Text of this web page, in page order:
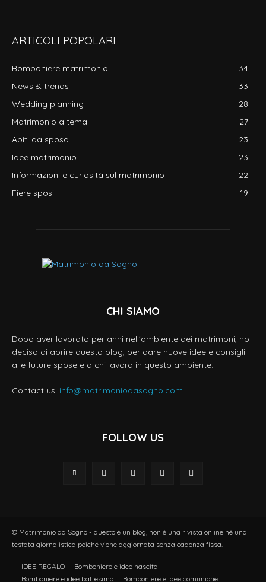
ARTICOLI POPOLARI
Bomboniere matrimonio
34
News & trends
33
Wedding planning
28
Matrimonio a tema
27
Abiti da sposa
23
Idee matrimonio
23
Informazioni e curiosità sul matrimonio
22
Fiere sposi
19
CHI SIAMO
Dopo aver lavorato per anni nell'ambiente dei matrimoni, ho
deciso di aprire questo blog, per dare nuove idee e consigli
alle future spose e a chi lavora in questo ambiente.
Contact us: info@matrimoniodasogno.com
FOLLOW US
© Matrimonio da Sogno - questo è un blog, non è una rivista online né una
testata giornalistica poiché viene aggiornata senza cadenza fissa.
IDEE REGALO
Bomboniere e idee nascita
Bomboniere e idee battesimo
Bomboniere e idee comunione